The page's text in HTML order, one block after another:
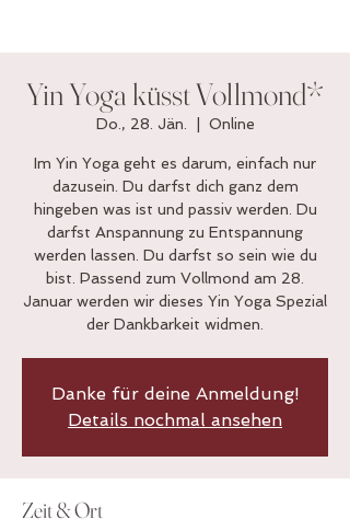
Yin Yoga küsst Vollmond*
Do., 28. Jän. Online
Im Yin Yoga geht es darum, einfach nur
dazusein. Du darfst dich ganz dem
hingeben was ist und passiv werden. Du
darfst Anspannung zu Entspannung
werden lassen. Du darfst so sein wie du
bist. Passend zum Vollmond am 28.
Januar werden wir dieses Yin Yoga Spezial
der Dankbarkeit widmen.
Danke für deine Anmeldung!
Details nochmal ansehen
Zeit & Ort